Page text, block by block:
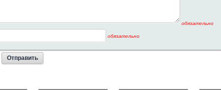
обязательно
обязательно